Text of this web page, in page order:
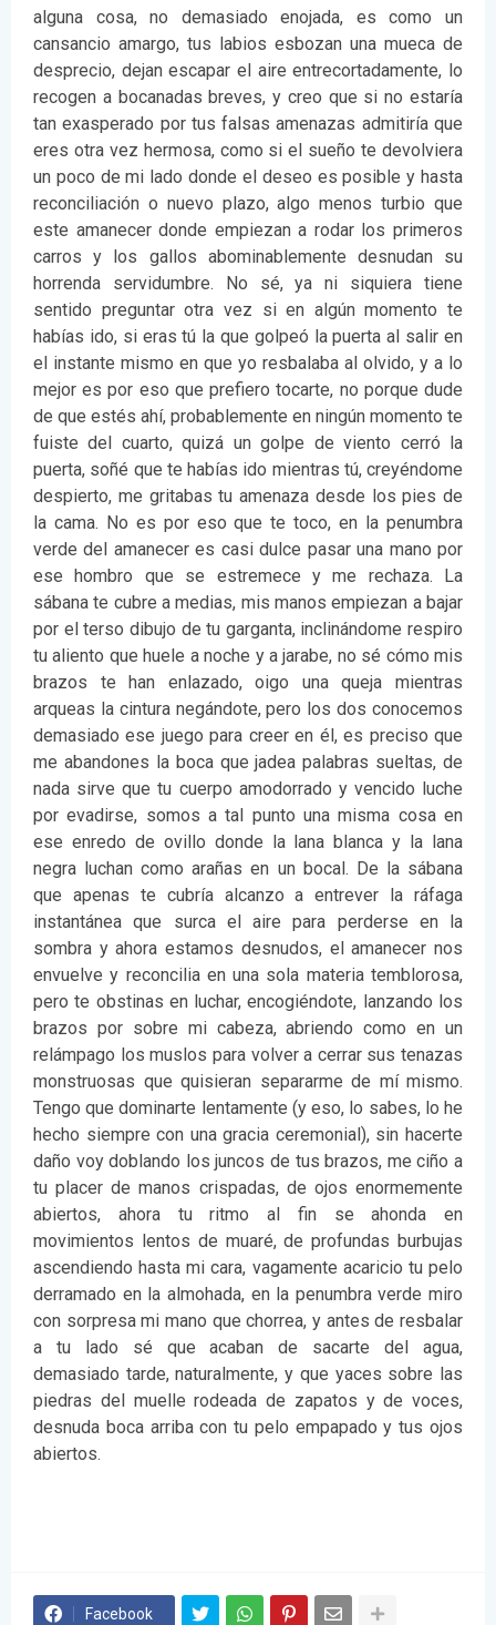
alguna cosa, no demasiado enojada, es como un
cansancio amargo, tus labios esbozan una mueca de
desprecio, dejan escapar el aire entrecortadamente, lo
recogen a bocanadas breves, y creo que si no estaría
tan exasperado por tus falsas amenazas admitiría que
eres otra vez hermosa, como si el sueño te devolviera
un poco de mi lado donde el deseo es posible y hasta
reconciliación o nuevo plazo, algo menos turbio que
este amanecer donde empiezan a rodar los primeros
carros y los gallos abominablemente desnudan su
horrenda servidumbre. No sé, ya ni siquiera tiene
sentido preguntar otra vez si en algún momento te
habías ido, si eras tú la que golpeó la puerta al salir en
el instante mismo en que yo resbalaba al olvido, y a lo
mejor es por eso que prefiero tocarte, no porque dude
de que estés ahí, probablemente en ningún momento te
fuiste del cuarto, quizá un golpe de viento cerró la
puerta, soñé que te habías ido mientras tú, creyéndome
despierto, me gritabas tu amenaza desde los pies de
la cama. No es por eso que te toco, en la penumbra
verde del amanecer es casi dulce pasar una mano por
ese hombro que se estremece y me rechaza. La
sábana te cubre a medias, mis manos empiezan a bajar
por el terso dibujo de tu garganta, inclinándome respiro
tu aliento que huele a noche y a jarabe, no sé cómo mis
brazos te han enlazado, oigo una queja mientras
arqueas la cintura negándote, pero los dos conocemos
demasiado ese juego para creer en él, es preciso que
me abandones la boca que jadea palabras sueltas, de
nada sirve que tu cuerpo amodorrado y vencido luche
por evadirse, somos a tal punto una misma cosa en
ese enredo de ovillo donde la lana blanca y la lana
negra luchan como arañas en un bocal. De la sábana
que apenas te cubría alcanzo a entrever la ráfaga
instantánea que surca el aire para perderse en la
sombra y ahora estamos desnudos, el amanecer nos
envuelve y reconcilia en una sola materia temblorosa,
pero te obstinas en luchar, encogiéndote, lanzando los
brazos por sobre mi cabeza, abriendo como en un
relámpago los muslos para volver a cerrar sus tenazas
monstruosas que quisieran separarme de mí mismo.
Tengo que dominarte lentamente (y eso, lo sabes, lo he
hecho siempre con una gracia ceremonial), sin hacerte
daño voy doblando los juncos de tus brazos, me ciño a
tu placer de manos crispadas, de ojos enormemente
abiertos, ahora tu ritmo al fin se ahonda en
movimientos lentos de muaré, de profundas burbujas
ascendiendo hasta mi cara, vagamente acaricio tu pelo
derramado en la almohada, en la penumbra verde miro
con sorpresa mi mano que chorrea, y antes de resbalar
a tu lado sé que acaban de sacarte del agua,
demasiado tarde, naturalmente, y que yaces sobre las
piedras del muelle rodeada de zapatos y de voces,
desnuda boca arriba con tu pelo empapado y tus ojos
abiertos.
Facebook